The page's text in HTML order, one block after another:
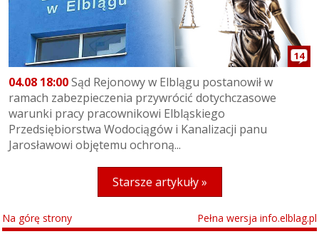
14
04.08 18:00Sąd Rejonowy w Elblągu postanowił w
ramach zabezpieczenia przywrócić dotychczasowe
warunki pracy pracownikowi Elbląskiego
Przedsiębiorstwa Wodociągów i Kanalizacji panu
Jarosławowi objętemu ochroną...
Starsze artykuły »
Na górę strony Pełna wersja info.elblag.pl